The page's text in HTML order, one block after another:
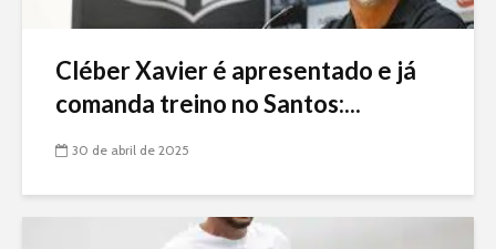
Cléber Xavier é apresentado e já
comanda treino no Santos:...
30 de abril de 2025